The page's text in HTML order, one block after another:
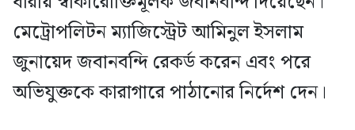
মেট্রোপলিটন ম্যাজিস্ট্রেট আমিনুল ইসলাম
জুনায়েদ জবানবন্দি রেকর্ড করেন এবং পরে
অভিযুক্তকে কারাগারে পাঠানোর নির্দেশ দেন।